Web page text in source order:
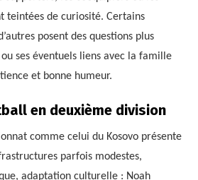
teintées de curiosité. Certains
posent des questions plus
ses éventuels liens avec la famille
et bonne humeur.
en deuxième division
comme celui du Kosovo présente
parfois modestes,
adaptation culturelle : Noah